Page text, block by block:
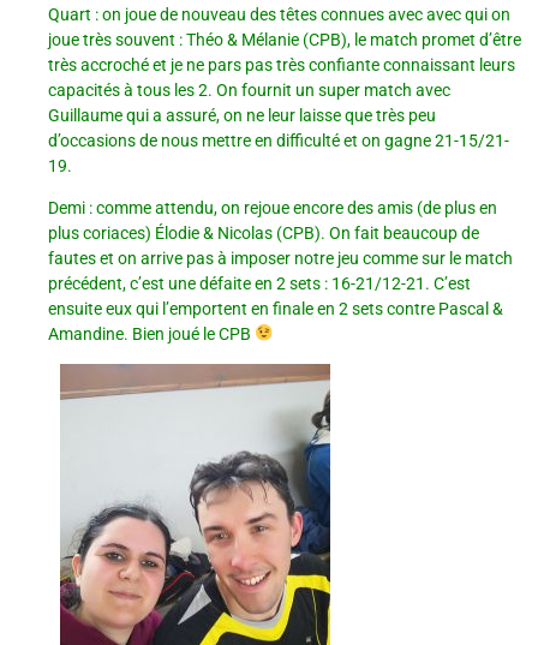
Quart : on joue de nouveau des têtes connues avec avec qui on
joue très souvent : Théo & Mélanie (CPB), le match promet d’être
très accroché et je ne pars pas très confiante connaissant leurs
capacités à tous les 2. On fournit un super match avec
Guillaume qui a assuré, on ne leur laisse que très peu
d’occasions de nous mettre en difficulté et on gagne 21-15/21-
19.
Demi : comme attendu, on rejoue encore des amis (de plus en
plus coriaces) Élodie & Nicolas (CPB). On fait beaucoup de
fautes et on arrive pas à imposer notre jeu comme sur le match
précédent, c’est une défaite en 2 sets : 16-21/12-21. C’est
ensuite eux qui l’emportent en finale en 2 sets contre Pascal &
Amandine. Bien joué le CPB